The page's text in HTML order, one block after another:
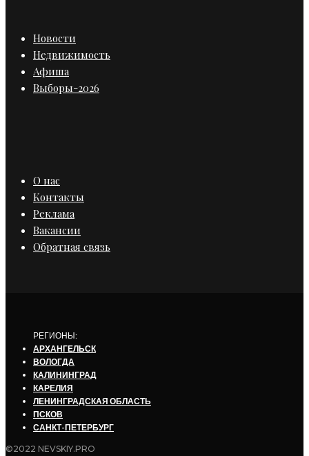
Новости
Недвижимость
Афиша
Выборы-2026
О нас
Контакты
Реклама
Вакансии
Обратная связь
РЕГИОНЫ:
АРХАНГЕЛЬСК
ВОЛОГДА
КАЛИНИНГРАД
КАРЕЛИЯ
ЛЕНИНГРАДСКАЯ ОБЛАСТЬ
ПСКОВ
САНКТ-ПЕТЕРБУРГ
©2022 NEVSKIY.PRO